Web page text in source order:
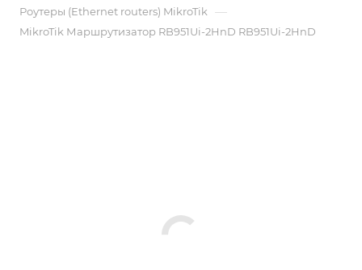
Роутеры (Ethernet routers) MikroTik —
MikroTik Маршрутизатор RB951Ui-2HnD RB951Ui-2HnD